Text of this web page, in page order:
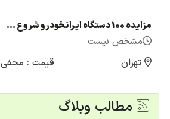
مزایده 100 دستگاه ایرانخودرو شروع شد + لیست قیمت (تیر1405)
مشخص نیست
تهران قیمت : مخفی
مطالب وبلاگ